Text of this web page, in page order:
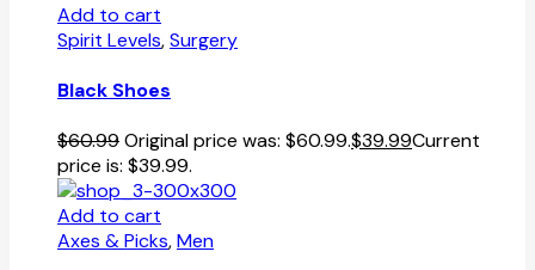
Add to cart
Spirit Levels,Surgery
Black Shoes
$60.99Original price was: $60.99.$39.99Current
price is: $39.99.
Add to cart
Axes & Picks,Men